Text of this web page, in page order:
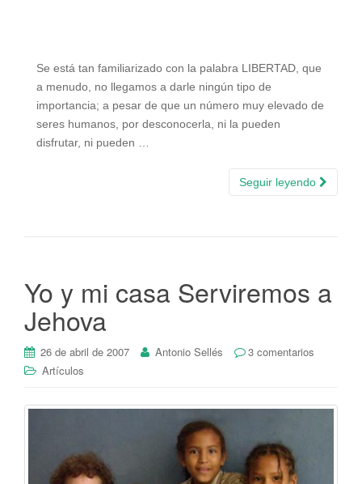
Se está tan familiarizado con la palabra LIBERTAD, que
a menudo, no llegamos a darle ningún tipo de
importancia; a pesar de que un número muy elevado de
seres humanos, por desconocerla, ni la pueden
disfrutar, ni pueden …
Seguir leyendo
Yo y mi casa Serviremos a
Jehova
26 de abril de 2007 Antonio Sellés
3 comentarios
Artículos